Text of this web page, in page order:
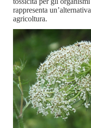
rappresenta
agricoltura.